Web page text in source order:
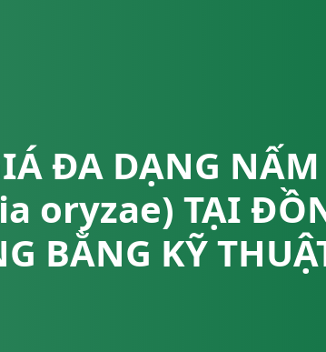
ĐA DẠNG
oryzae) TẠI
BẰNG KỸ